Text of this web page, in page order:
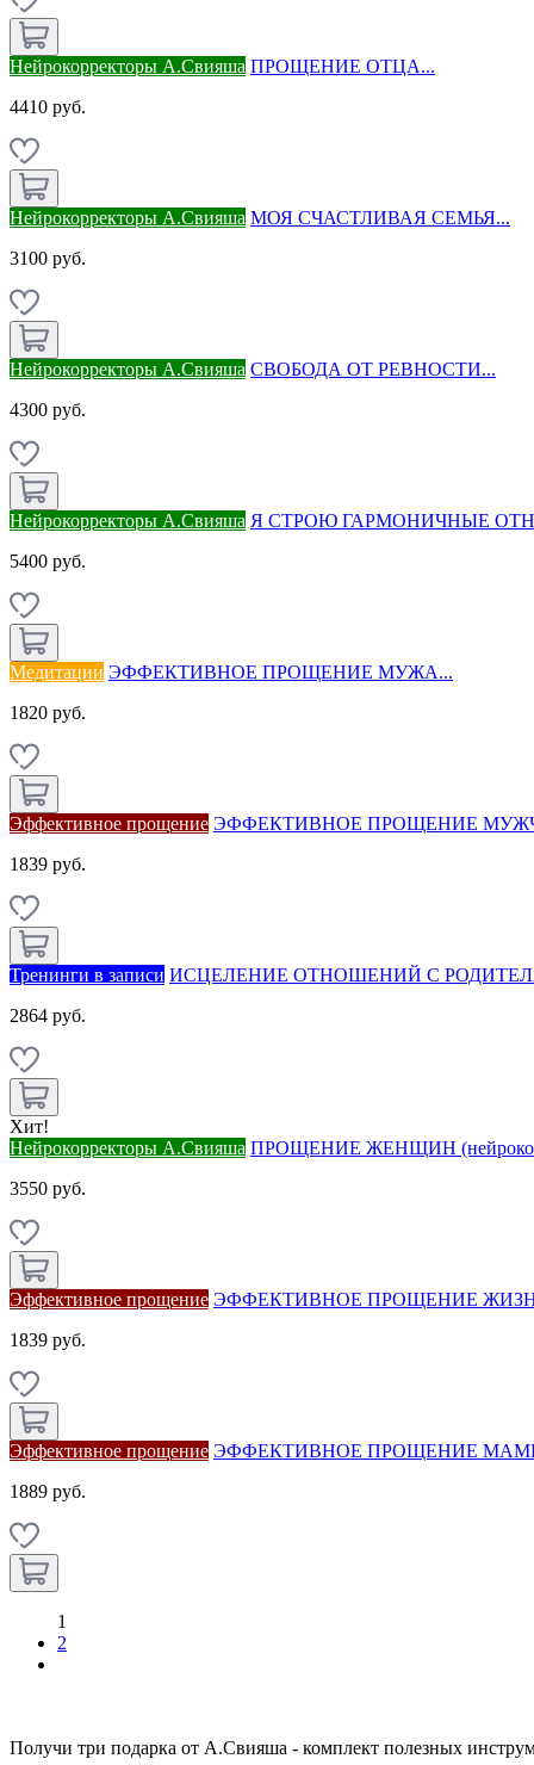
Нейрокорректоры А.Свияша ПРОЩЕНИЕ ОТЦА...
4410 руб.
Нейрокорректоры А.Свияша МОЯ СЧАСТЛИВАЯ СЕМЬЯ...
3100 руб.
Нейрокорректоры А.Свияша СВОБОДА ОТ РЕВНОСТИ...
4300 руб.
Нейрокорректоры А.Свияша Я СТРОЮ ГАРМОНИЧНЫЕ
5400 руб.
Медитации ЭФФЕКТИВНОЕ ПРОЩЕНИЕ МУЖА...
1820 руб.
Эффективное прощение ЭФФЕКТИВНОЕ ПРОЩЕНИЕ
1839 руб.
Тренинги в записи ИСЦЕЛЕНИЕ ОТНОШЕНИЙ С
2864 руб.
Хит!
Нейрокорректоры А.Свияша ПРОЩЕНИЕ ЖЕНЩИН
3550 руб.
Эффективное прощение ЭФФЕКТИВНОЕ ПРОЩЕНИЕ
1839 руб.
Эффективное прощение ЭФФЕКТИВНОЕ ПРОЩЕНИЕ
1889 руб.
1
2
Получи три подарка от А.Свияша - комплект полезных